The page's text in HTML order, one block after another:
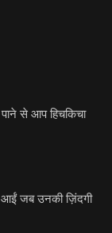
से आप हिचकिचा
जब उनकी ज़िंदगी